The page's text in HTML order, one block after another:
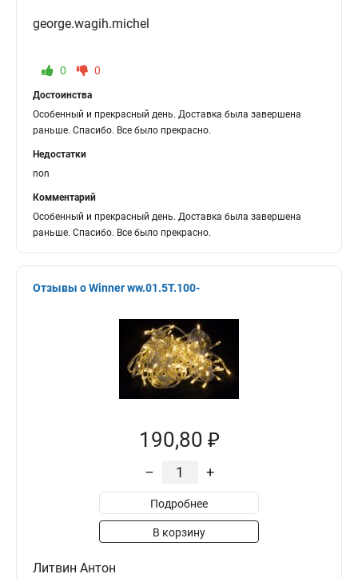
george.wagih.michel
0 0
Достоинства
Особенный и прекрасный день. Доставка была завершена
раньше. Спасибо. Все было прекрасно.
Недостатки
non
Комментарий
Особенный и прекрасный день. Доставка была завершена
раньше. Спасибо. Все было прекрасно.
Отзывы о Winner ww.01.5Т.100-
190,80 ₽
– +
Подробнее
В корзину
Литвин Антон